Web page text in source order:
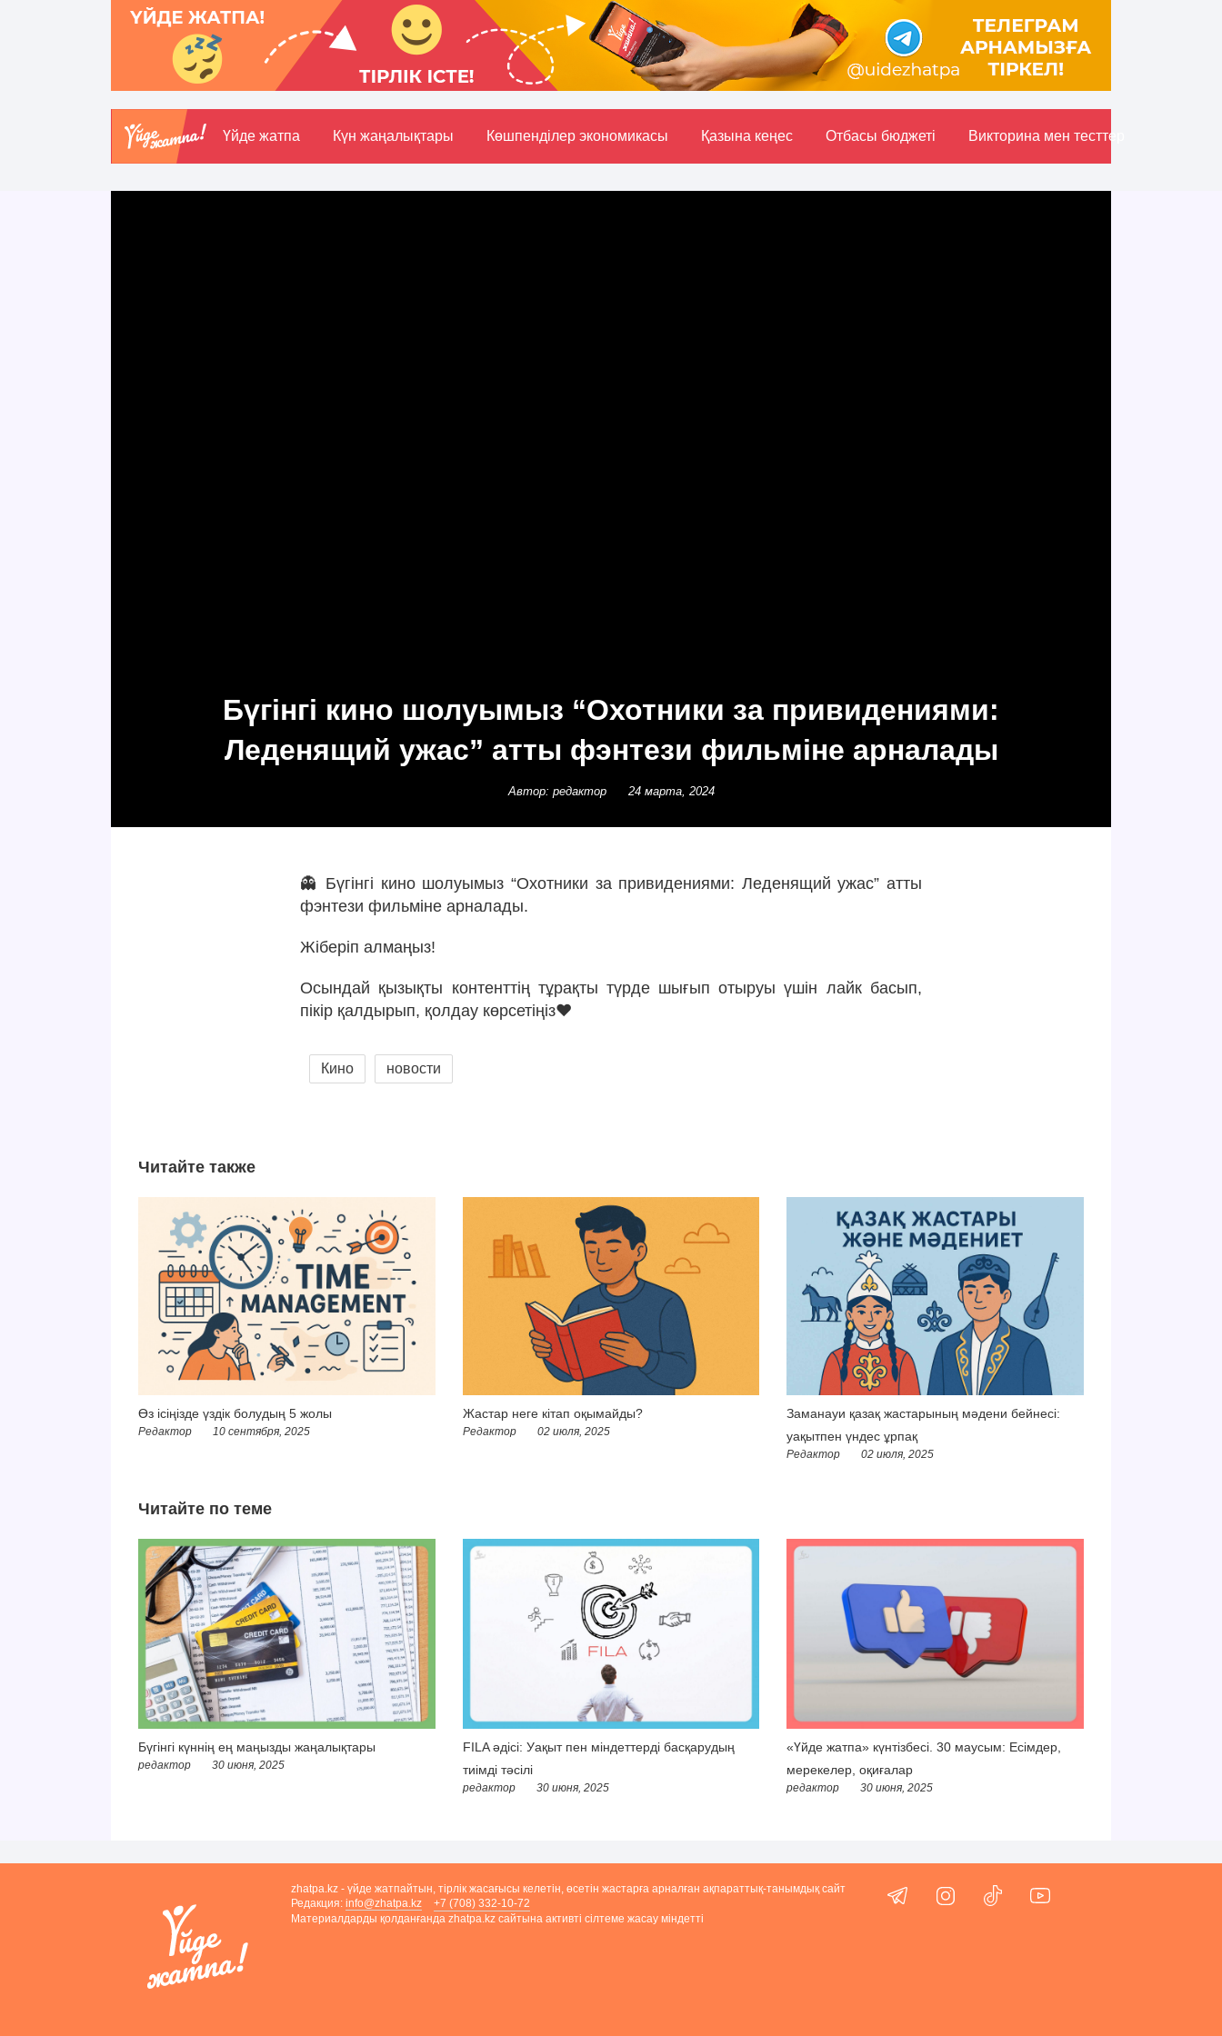
Үйде жатпа Күн жаңалықтары Көшпенділер экономикасы Қазына кеңес Отбасы бюджетi Викторина мен тесттер
Бүгінгі кино шолуымыз “Охотники за привидениями:
Леденящий ужас” атты фэнтези фильміне арналады
Автор: редактор 24 марта, 2024
👻 Бүгінгі кино шолуымыз “Охотники за привидениями: Леденящий ужас” атты
фэнтези фильміне арналады.
Жіберіп алмаңыз!
Осындай қызықты контенттің тұрақты түрде шығып отыруы үшін лайк басып,
пікір қалдырып, қолдау көрсетіңіз❤
Кино новости
Читайте также
Өз ісіңізде үздік болудың 5 жолы
Редактор 10 сентября, 2025
Жастар неге кітап оқымайды?
Редактор 02 июля, 2025
Заманауи қазақ жастарының мәдени бейнесі:
уақытпен үндес ұрпақ
Редактор 02 июля, 2025
Читайте по теме
Бүгінгі күннің ең маңызды жаңалықтары
редактор 30 июня, 2025
FILA әдісі: Уақыт пен міндеттерді басқарудың
тиімді тәсілі
редактор 30 июня, 2025
«Үйде жатпа» күнтізбесі. 30 маусым: Есімдер,
мерекелер, оқиғалар
редактор 30 июня, 2025
zhatpa.kz - үйде жатпайтын, тірлік жасағысы келетін, өсетін жастарға арналған ақпараттық-танымдық сайт
Редакция:info@zhatpa.kz
+7 (708) 332-10-72
Материалдарды қолданғанда zhatpa.kz сайтына активті сілтеме жасау міндетті